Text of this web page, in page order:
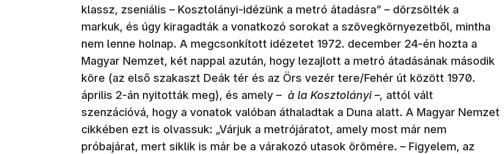
klassz, zseniális – Kosztolányi-idézünk a metró átadásra” – dörzsölték a
markuk, és úgy kiragadták a vonatkozó sorokat a szövegkörnyezetből, mintha
nem lenne holnap. A megcsonkított idézetet 1972. december 24-én hozta a
Magyar Nemzet, két nappal azután, hogy lezajlott a metró átadásának második
köre (az első szakaszt Deák tér és az Örs vezér tere/Fehér út között 1970.
április 2-án nyitották meg), és amely – à la Kosztolányi –, attól vált
szenzációvá, hogy a vonatok valóban áthaladtak a Duna alatt. A Magyar Nemzet
cikkében ezt is olvassuk: „Várjuk a metrójáratot, amely most már nem
próbajárat, mert siklik is már be a várakozó utasok örömére. – Figyelem, az